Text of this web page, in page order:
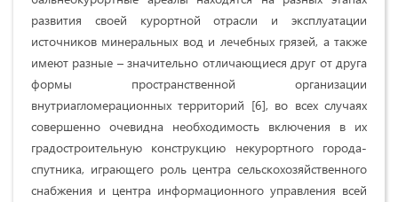
развития своей курортной отрасли и эксплуатации
источников минеральных вод и лечебных грязей, а также
имеют разные – значительно отличающиеся друг от друга
формы пространственной организации
внутриагломерационных территорий [6], во всех случаях
совершенно очевидна необходимость включения в их
градостроительную конструкцию некурортного города-
спутника, играющего роль центра сельскохозяйственного
снабжения и центра информационного управления всей